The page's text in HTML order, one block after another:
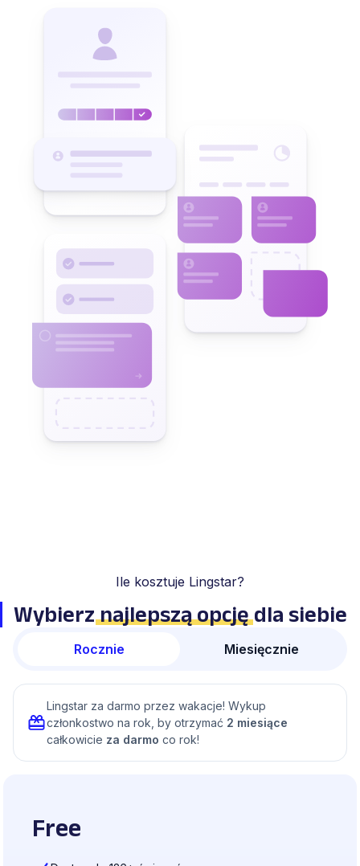
Ile kosztuje Lingstar?
Wybierznajlepszą opcjędla siebie
Rocznie Miesięcznie
Lingstar za darmo przez wakacje! Wykup
członkostwo na rok, by otrzymać 2 miesiące
całkowicie za darmo co rok!
Free